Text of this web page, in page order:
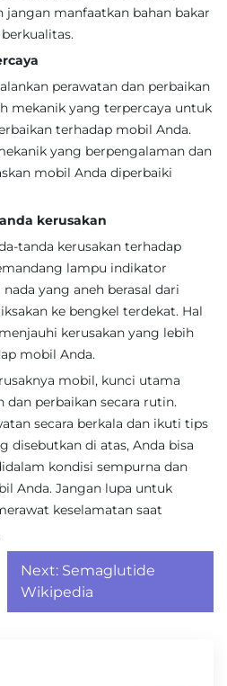
manfaatkan bahan bakar
perawatan dan perbaikan
mekanik yang terpercaya untuk
terhadap mobil Anda.
yang berpengalaman dan
mobil Anda diperbaiki
kerusakan
tanda kerusakan terhadap
lampu indikator
yang aneh berasal dari
ke bengkel terdekat. Hal
kerusakan yang lebih
mobil Anda.
mobil, kunci utama
dan perbaikan secara rutin.
secara berkala dan ikuti tips
disebutkan di atas, Anda bisa
kondisi sempurna dan
Anda. Jangan lupa untuk
keselamatan saat
Next: Semaglutide
Wikipedia